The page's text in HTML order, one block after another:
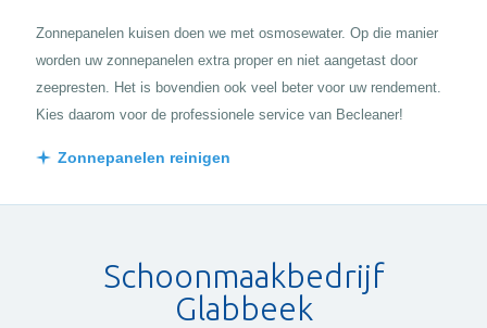
Zonnepanelen kuisen doen we met osmosewater. Op die manier
worden uw zonnepanelen extra proper en niet aangetast door
zeepresten. Het is bovendien ook veel beter voor uw rendement.
Kies daarom voor de professionele service van Becleaner!
Zonnepanelen reinigen
Schoonmaakbedrijf
Glabbeek